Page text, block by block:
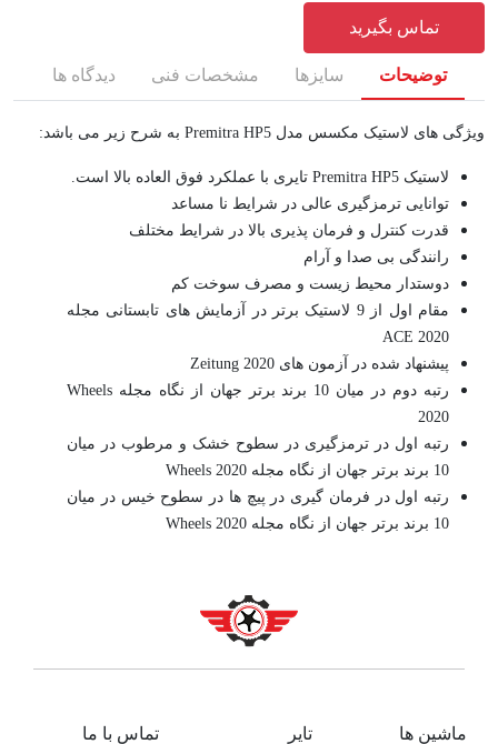
تماس بگیرید
توضیحات سایزها مشخصات فنی دیدگاه ها
ویژگی های لاستیک مکسس مدل Premitra HP5 به شرح زیر می باشد:
لاستیک Premitra HP5 تایری با عملکرد فوق العاده بالا است.
توانایی ترمزگیری عالی در شرایط نا مساعد
قدرت کنترل و فرمان پذیری بالا در شرایط مختلف
رانندگی بی صدا و آرام
دوستدار محیط زیست و مصرف سوخت کم
مقام اول از 9 لاستیک برتر در آزمایش های تابستانی مجله
ACE 2020
پیشنهاد شده در آزمون های Zeitung 2020
رتبه دوم در میان 10 برند برتر جهان از نگاه مجله Wheels
2020
رتبه اول در ترمزگیری در سطوح خشک و مرطوب در میان
10 برند برتر جهان از نگاه مجله Wheels 2020
رتبه اول در فرمان گیری در پیچ ها در سطوح خیس در میان
10 برند برتر جهان از نگاه مجله Wheels 2020
ماشین ها تایر تماس با ما